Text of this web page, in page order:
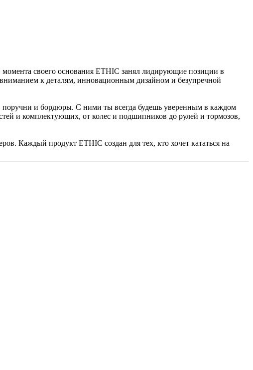
своего основания ETHIC занял лидирующие позиции в
к деталям, инновационным дизайном и безупречной
поручни и бордюры. С ними ты всегда будешь уверенным в каждом
и комплектующих, от колес и подшипников до рулей и тормозов,
Каждый продукт ETHIC создан для тех, кто хочет кататься на